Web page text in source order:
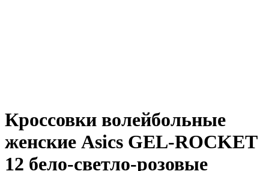
Кроссовки волейбольные
женские Asics GEL-ROCKET
12 бело-светло-розовые